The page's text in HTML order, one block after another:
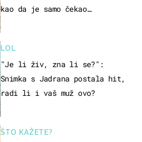
kao da je samo čekao…
LOL
"Je li živ, zna li se?":
Snimka s Jadrana postala hit,
radi li i vaš muž ovo?
ŠTO KAŽETE?